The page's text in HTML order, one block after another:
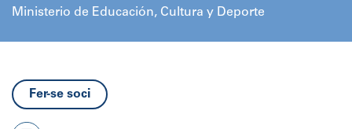
Ministerio de Educación, Cultura y Deporte
Fer-se soci